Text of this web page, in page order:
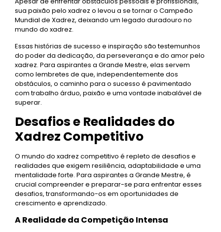
sua paixão pelo xadrez o levou a se tornar o Campeão
Mundial de Xadrez, deixando um legado duradouro no
mundo do xadrez.
Essas histórias de sucesso e inspiração são testemunhos
do poder da dedicação, da perseverança e do amor pelo
xadrez. Para aspirantes a Grande Mestre, elas servem
como lembretes de que, independentemente dos
obstáculos, o caminho para o sucesso é pavimentado
com trabalho árduo, paixão e uma vontade inabalável de
superar.
Desafios e Realidades do
Xadrez Competitivo
O mundo do xadrez competitivo é repleto de desafios e
realidades que exigem resiliência, adaptabilidade e uma
mentalidade forte. Para aspirantes a Grande Mestre, é
crucial compreender e preparar-se para enfrentar esses
desafios, transformando-os em oportunidades de
crescimento e aprendizado.
A Realidade da Competição Intensa